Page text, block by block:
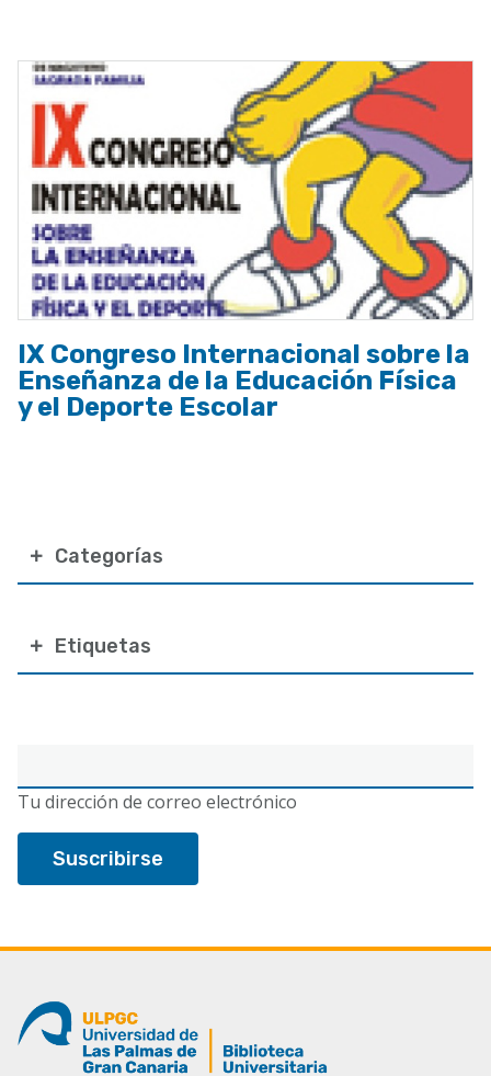
la
navegación
electrónico
Tu dirección de correo electrónico
Categorías
Etiquetas
IX Congreso Internacional sobre la
Enseñanza de la Educación Física
y el Deporte Escolar